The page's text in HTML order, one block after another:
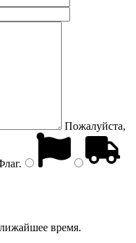
Пожалуйста,
.
время.